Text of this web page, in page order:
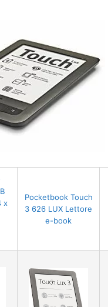
x
Pocketbook Touch
3 626 LUX Lettore
e-book